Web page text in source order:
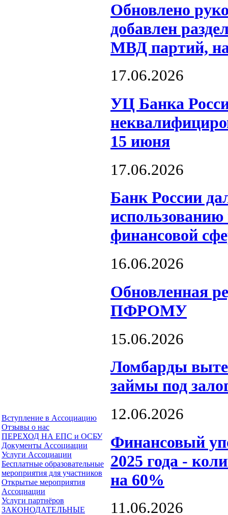
Вступление в Ассоциацию
Отзывы о нас
ПЕРЕХОД НА ЕПС и ОСБУ
Документы Ассоциации
Услуги Ассоциации
Бесплатные образовательные
мероприятия для участников
Открытые мероприятия
Ассоциации
Услуги партнёров
ЗАКОНОДАТЕЛЬНЫЕ
Обновлено
добавлен
МВД партий,
17.06.2026
УЦ Банка
15 июня
17.06.2026
Банк России
использованию
финансовой
16.06.2026
Обновленная
ПФРОМУ
15.06.2026
Ломбарды
займы под
12.06.2026
Финансовый
2025 года -
на 60%
11.06.2026